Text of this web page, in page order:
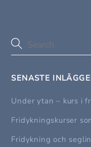
SENASTE
Under ytan – kurs i
Fridykningskurser
Fridykning och